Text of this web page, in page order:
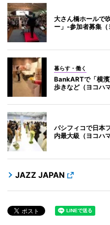
大さん橋ホールで
ー」-参加者募集（
暮らす・働く
BankARTで「横
歩きなど（ヨコハ
パシフィコで日本
内最大級（ヨコハ
JAZZ JAPAN